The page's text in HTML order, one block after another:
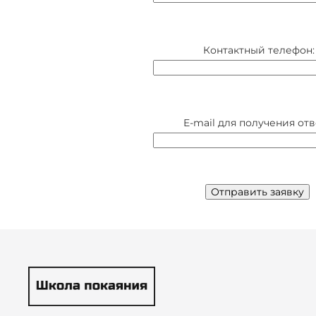
Контактный телефон:
E-mail для получения